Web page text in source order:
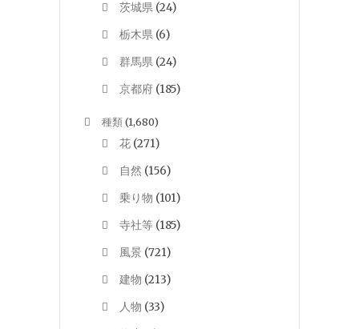
茨城県 (24)
栃木県 (6)
群馬県 (24)
京都府 (185)
種類(1,680)
花 (271)
自然 (156)
乗り物 (101)
寺社等 (185)
風景 (721)
建物 (213)
人物 (33)